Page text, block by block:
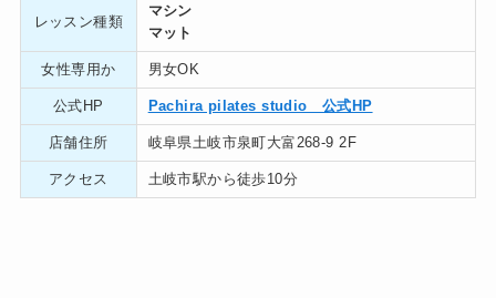
レッスン種類
マシン
マット
女性専用か 男女OK
公式HP Pachira pilates studio 公式HP
店舗住所 岐阜県土岐市泉町大富268-9 2F
アクセス 土岐市駅から徒歩10分